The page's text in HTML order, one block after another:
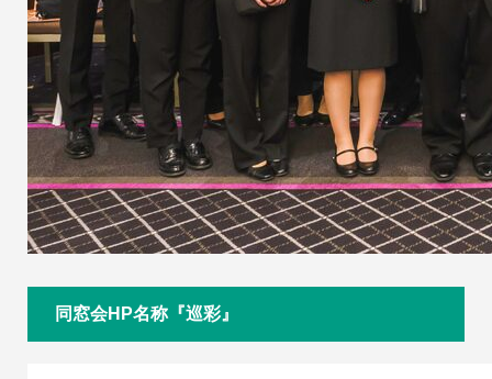
同窓会HP名称『巡彩』